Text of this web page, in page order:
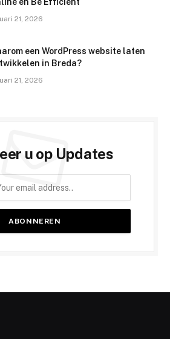
21, 2026
een WordPress website laten
in Breda?
21, 2026
u op Updates